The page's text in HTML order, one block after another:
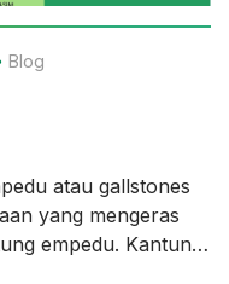
Hubungi Kami di 0822-588-588-70
Blog
yang mengeras
empedu. Kantung